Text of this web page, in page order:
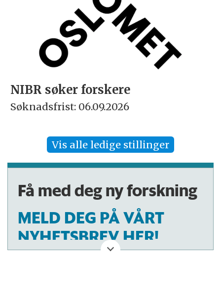
søker forskere
06.09.2026
Vis alle ledige stillinger
Få med deg ny forskning
MELD DEG PÅ VÅRT
NYHETSBREV HER!